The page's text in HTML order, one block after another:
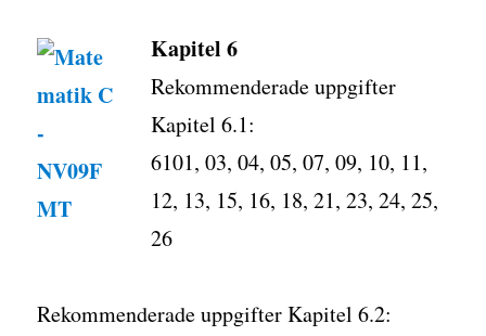
Kapitel 6
Rekommenderade uppgifter
Kapitel 6.1:
6101, 03, 04, 05, 07, 09, 10, 11,
12, 13, 15, 16, 18, 21, 23, 24, 25,
26
Rekommenderade uppgifter Kapitel 6.2: